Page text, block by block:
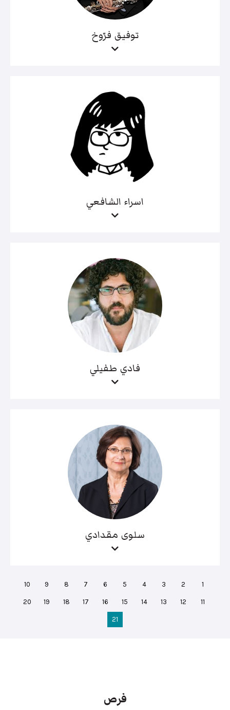
توفيق فرّوخ
اسراء الشافعي
فادي طفيلي
سلوى مقدادي
1
2
3
4
5
6
7
8
9
10
11
12
13
14
15
16
17
18
19
20
21
فرص